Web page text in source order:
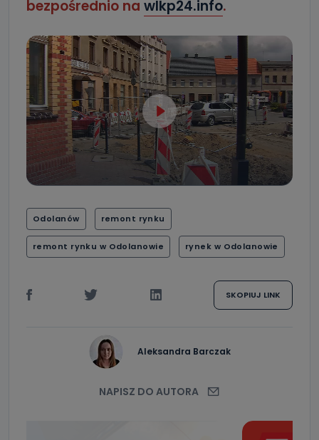
bezpośrednio na wlkp24.info.
Odolanów remont rynku
remont rynku w Odolanowie rynek w Odolanowie
SKOPIUJ LINK
Aleksandra Barczak
NAPISZ DO AUTORA